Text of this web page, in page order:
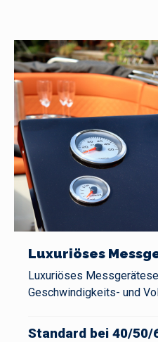
Luxuriöses
Luxuriöses
Geschwindigkeits- und
Standard bei 40/50/